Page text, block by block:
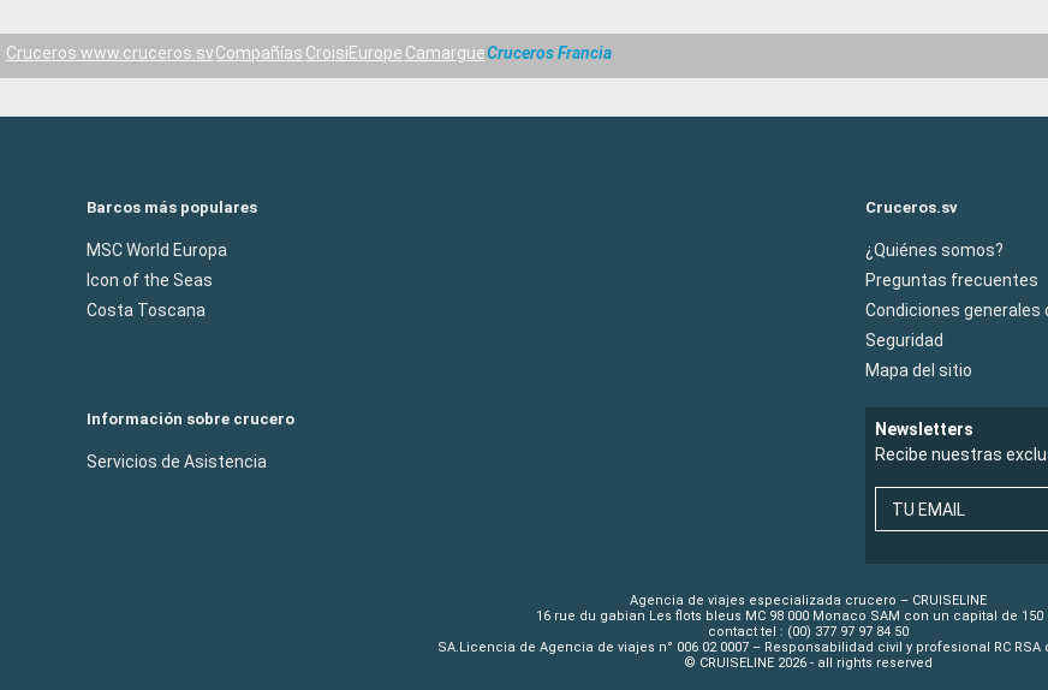
Cruceros www.cruceros.svCompañías CroisiEurope CamargueCruceros Francia
Barcos más populares
MSC World Europa
Icon of the Seas
Costa Toscana
Cruceros.sv
¿Quiénes somos?
Preguntas frecuentes
Condiciones generales
Seguridad
Mapa del sitio
Información sobre crucero
Servicios de Asistencia
Newsletters
Recibe nuestras
TU EMAIL
Agencia de viajes especializada crucero – CRUISELINE
16 rue du gabian Les flots bleus MC 98 000 Monaco SAM con un capital de 150
contact tel : (00) 377 97 97 84 50
SA.Licencia de Agencia de viajes n° 006 02 0007 – Responsabilidad civil y profesional RC RSA
© CRUISELINE 2026 - all rights reserved